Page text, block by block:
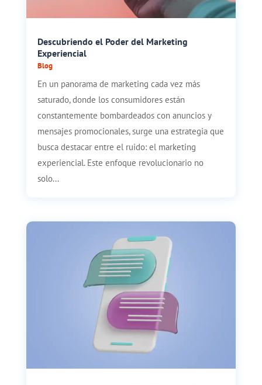
Descubriendo el Poder del Marketing
Experiencial
Blog
En un panorama de marketing cada vez más
saturado, donde los consumidores están
constantemente bombardeados con anuncios y
mensajes promocionales, surge una estrategia que
busca destacar entre el ruido: el marketing
experiencial. Este enfoque revolucionario no
solo...